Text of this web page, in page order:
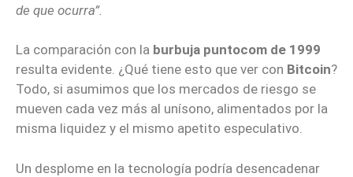
de que ocurra”.
La comparación con la burbuja puntocom de 1999
resulta evidente. ¿Qué tiene esto que ver con Bitcoin?
Todo, si asumimos que los mercados de riesgo se
mueven cada vez más al unísono, alimentados por la
misma liquidez y el mismo apetito especulativo.
Un desplome en la tecnología podría desencadenar